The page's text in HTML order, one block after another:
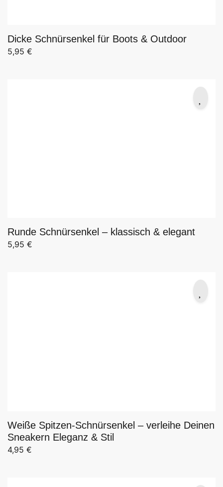
Dicke Schnürsenkel für Boots & Outdoor
5,95 €
Runde Schnürsenkel – klassisch & elegant
5,95 €
Weiße Spitzen-Schnürsenkel – verleihe Deinen
Sneakern Eleganz & Stil
4,95 €